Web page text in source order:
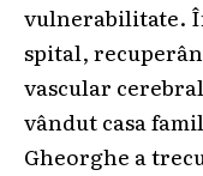
vulnerabilitate.
spital,
vascular
vândut casa
Gheorghe a